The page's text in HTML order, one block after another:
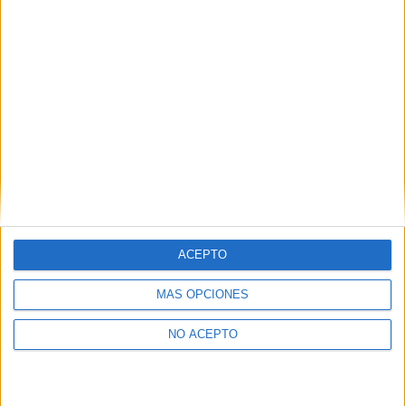
MÁS OPCIONES
NO ACEPTO
ACEPTO
Y como regalo de agradecimiento, por registrarte te daremos
gratis una copia de nuestro ebook con 100 consejos para tu
primer año de universidad